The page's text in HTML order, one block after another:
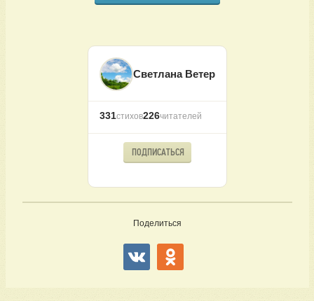
Светлана Ветер
331стихов226читателей
ПОДПИСАТЬСЯ
Поделиться